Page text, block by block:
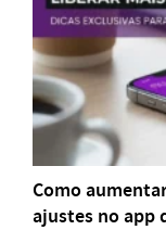
Como
ajustes no app